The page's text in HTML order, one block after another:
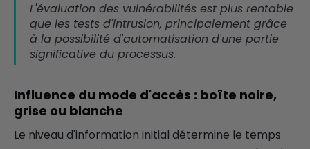
L'évaluation des vulnérabilités est plus rentable
que les tests d'intrusion, principalement grâce
à la possibilité d'automatisation d'une partie
significative du processus.
Influence du mode d'accès : boîte noire,
grise ou blanche
Le niveau d'information initial détermine le temps